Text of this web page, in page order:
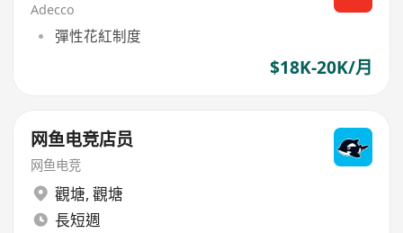
Adecco
彈性花紅制度
$18K-20K/月
网鱼电竞店员
网鱼电竞
觀塘, 觀塘
長短週